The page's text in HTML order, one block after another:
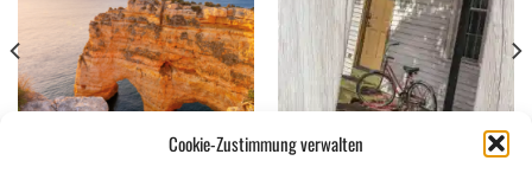
Cookie-Zustimmung verwalten
Add to
wishlist
Add to
wishlist